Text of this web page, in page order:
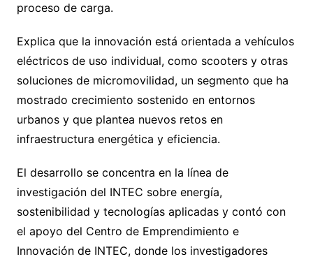
proceso de carga.
Explica que la innovación está orientada a vehículos
eléctricos de uso individual, como scooters y otras
soluciones de micromovilidad, un segmento que ha
mostrado crecimiento sostenido en entornos
urbanos y que plantea nuevos retos en
infraestructura energética y eficiencia.
El desarrollo se concentra en la línea de
investigación del INTEC sobre energía,
sostenibilidad y tecnologías aplicadas y contó con
el apoyo del Centro de Emprendimiento e
Innovación de INTEC, donde los investigadores